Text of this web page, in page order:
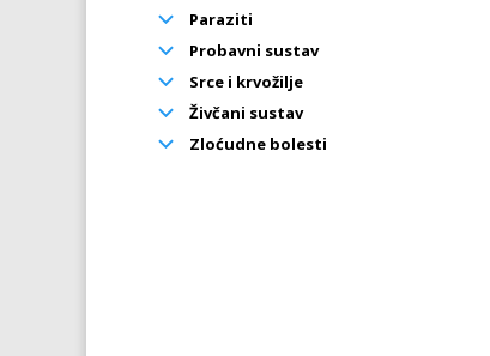
Paraziti
Probavni sustav
Srce i krvožilje
Živčani sustav
Zloćudne bolesti